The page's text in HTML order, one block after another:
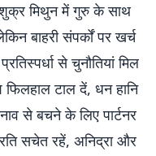
शुक्र मिथुन में गुरु के साथ
बाहरी संपर्कों पर खर्च
से चुनौतियां मिल
टाल दें, धन हानि
से बचने के लिए पार्टनर
सचेत रहें, अनिद्रा और